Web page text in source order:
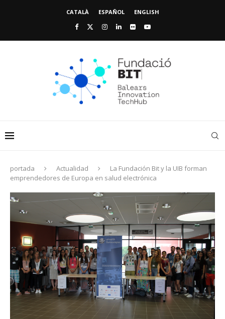
CATALÀ ESPAÑOL ENGLISH
portada Actualidad
La Fundación Bit y la UIB forman
emprendedores de Europa en salud electrónica